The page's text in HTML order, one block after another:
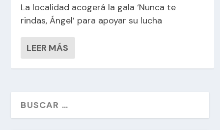
La localidad acogerá la gala ‘Nunca te
rindas, Ángel’ para apoyar su lucha
LEER MÁS